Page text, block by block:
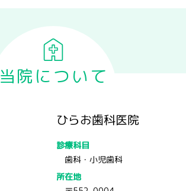
当院について
ひらお歯科医院
診療科目
歯科・小児歯科
所在地